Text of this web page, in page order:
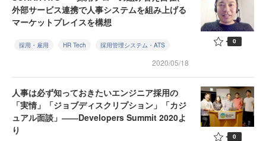
外部サービス連携で人事システムを組み上げる
マーケットプレイスを構想
採用・雇用 HR Tech 採用管理システム・ATS
2020/05/18
0
人事は必ず知っておきたいエンジニア採用の
「実情」「ジョブディスクリプション」「カジ
ュアル面談」――Developers Summit 2020よ
り
0